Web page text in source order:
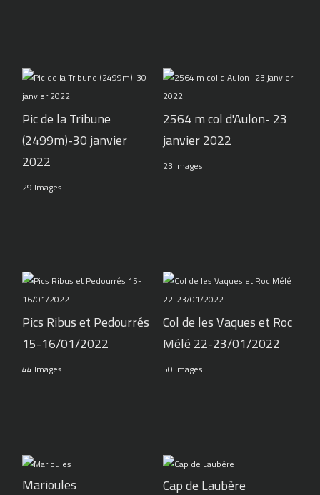
Pic de la Tribune
(2499m)-30 janvier
2022
29 Images
2564 m col d'Aulon- 23
janvier 2022
23 Images
Pics Ribus et Pedourrés
15-16/01/2022
44 Images
Col de les Vaques et Roc
Mélé 22-23/01/2022
50 Images
Marioules Cap de Laubère